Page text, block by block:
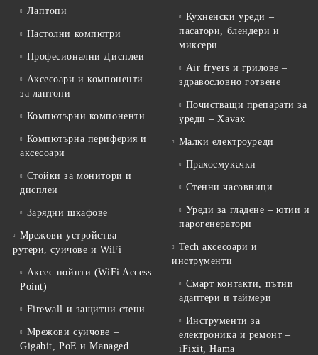
Лаптопи
Настолни компютри
Професионални Дисплеи
Аксесоари и компоненти
за лаптопи
Компютърни компоненти
Компютърна периферия и
аксесоари
Стойки за монитори и
дисплеи
Зарядни шкафове
Мрежови устройства –
рутери, суичове и WiFi
Аксес пойнти (WiFi Access
Point)
Firewall и защитни стени
Мрежови суичове –
Gigabit, PoE и Managed
Кухненски уреди –
пасатори, блендери и
миксери
Air fryers и грилове –
здравословно готвене
Почистващи препарати за
уреди – Xavax
Малки електроуреди
Прахосмукачки
Стенни часовници
Уреди за гладене – ютии и
парогенератори
Tech аксесоари и
инструменти
Смарт контакти, пътни
адаптери и таймери
Инструменти за
електроника и ремонт –
iFixit, Hama